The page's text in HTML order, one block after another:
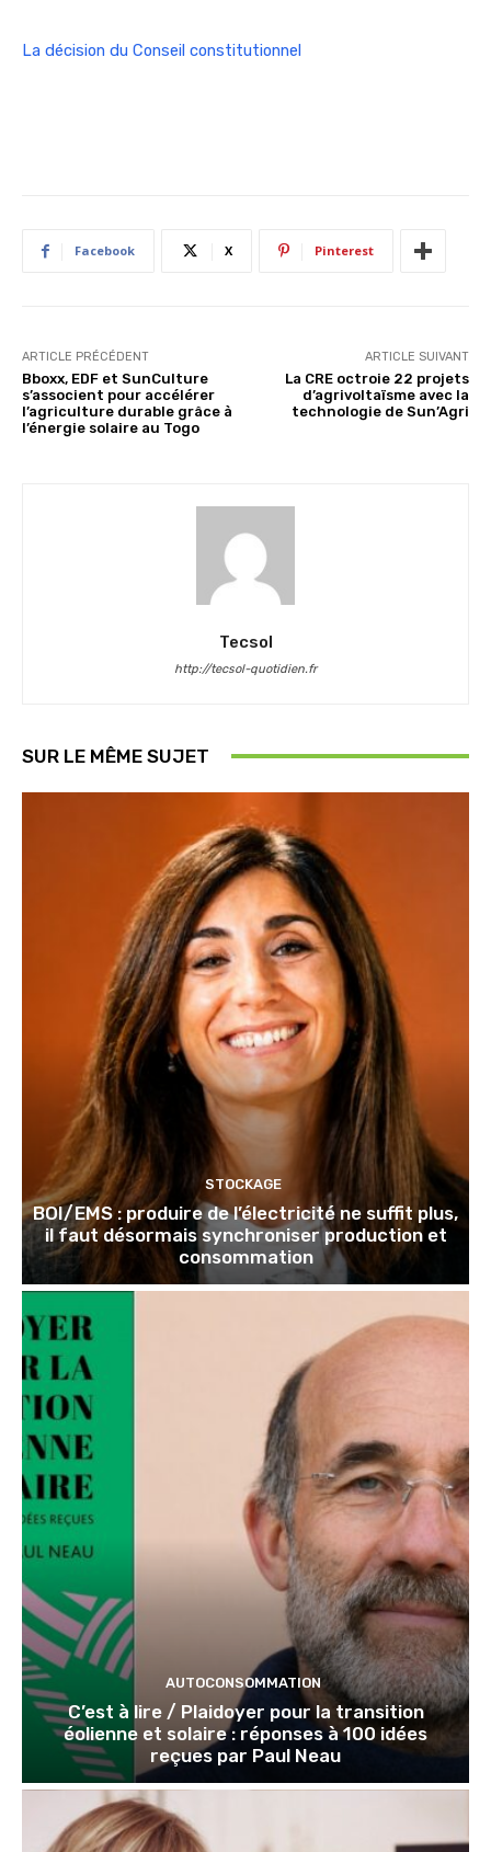
La décision du Conseil constitutionnel
Facebook X Pinterest
ARTICLE PRÉCÉDENT
Bboxx, EDF et SunCulture
s’associent pour accélérer
l’agriculture durable grâce à
l’énergie solaire au Togo
ARTICLE SUIVANT
La CRE octroie 22 projets
d’agrivoltaïsme avec la
technologie de Sun’Agri
Tecsol
http://tecsol-quotidien.fr
SUR LE MÊME SUJET
STOCKAGE
BOI/EMS : produire de l’électricité ne suffit plus,
il faut désormais synchroniser production et
consommation
AUTOCONSOMMATION
C’est à lire / Plaidoyer pour la transition
éolienne et solaire : réponses à 100 idées
reçues par Paul Neau